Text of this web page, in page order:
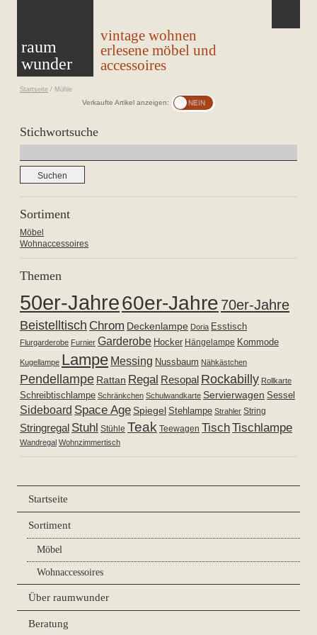
raum
wunder
vintage wohnen
erlesene möbel und
accessoires
Startseite / Mühle
Verkaufte Artikel anzeigen:
Stichwortsuche
nach:
Sortiment
Möbel
Wohnaccessoires
Themen
50er-Jahre60er-Jahre 70er-Jahre
Beistelltisch Chrom Deckenlampe Doria Esstisch
Flurgarderobe Furnier Garderobe Hocker Hängelampe Kommode
Kugellampe Lampe Messing Nussbaum Nähkästchen
Pendellampe Rattan Regal Resopal Rockabilly Rollkarte
Schreibtischlampe Schränkchen Schulwandkarte Servierwagen Sessel
Sideboard Space Age Spiegel Stehlampe Strahler String
Stringregal Stuhl Stühle Teak Teewagen TischTischlampe
Wandregal Wohnzimmertisch
Startseite
Sortiment
Möbel
Wohnaccessoires
Über raumwunder
Beratung